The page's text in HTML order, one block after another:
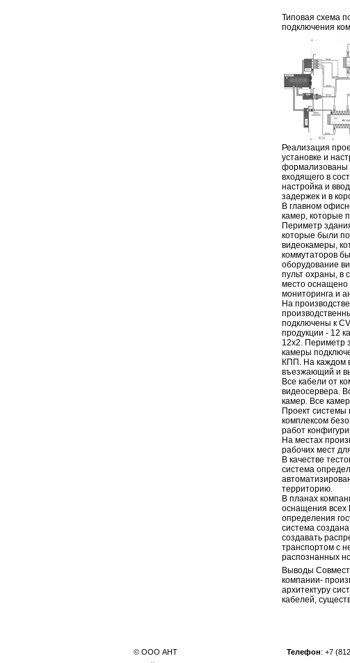
Типовая схема
подключения
Реализация
установке и
формализованы
входящего в
настройка и
задержек и в
В главном
камер, которые
Периметр
которые были
видеокамеры,
коммутаторов
оборудование
пульт охраны, в
место оснащено
мониторинга и
На
подключены к
продукции - 12
12x2. Периметр
камеры
КПП. На каждом
въезжающий и
Все кабели от
видеосервера.
камер. Все
Проект системы
комплексом
работ
На местах
рабочих мест
В качестве
система
территорию.
В планах
оснащения всех
определения
система
создавать
транспортом с
распознанных
Выводы
компании-
архитектуру
кабелей,
© ООО АНТ
Телефон: +7